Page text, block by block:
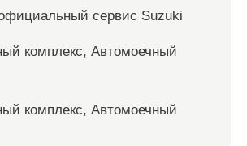
сервис Suzuki
комплекс, Автомоечный
комплекс, Автомоечный